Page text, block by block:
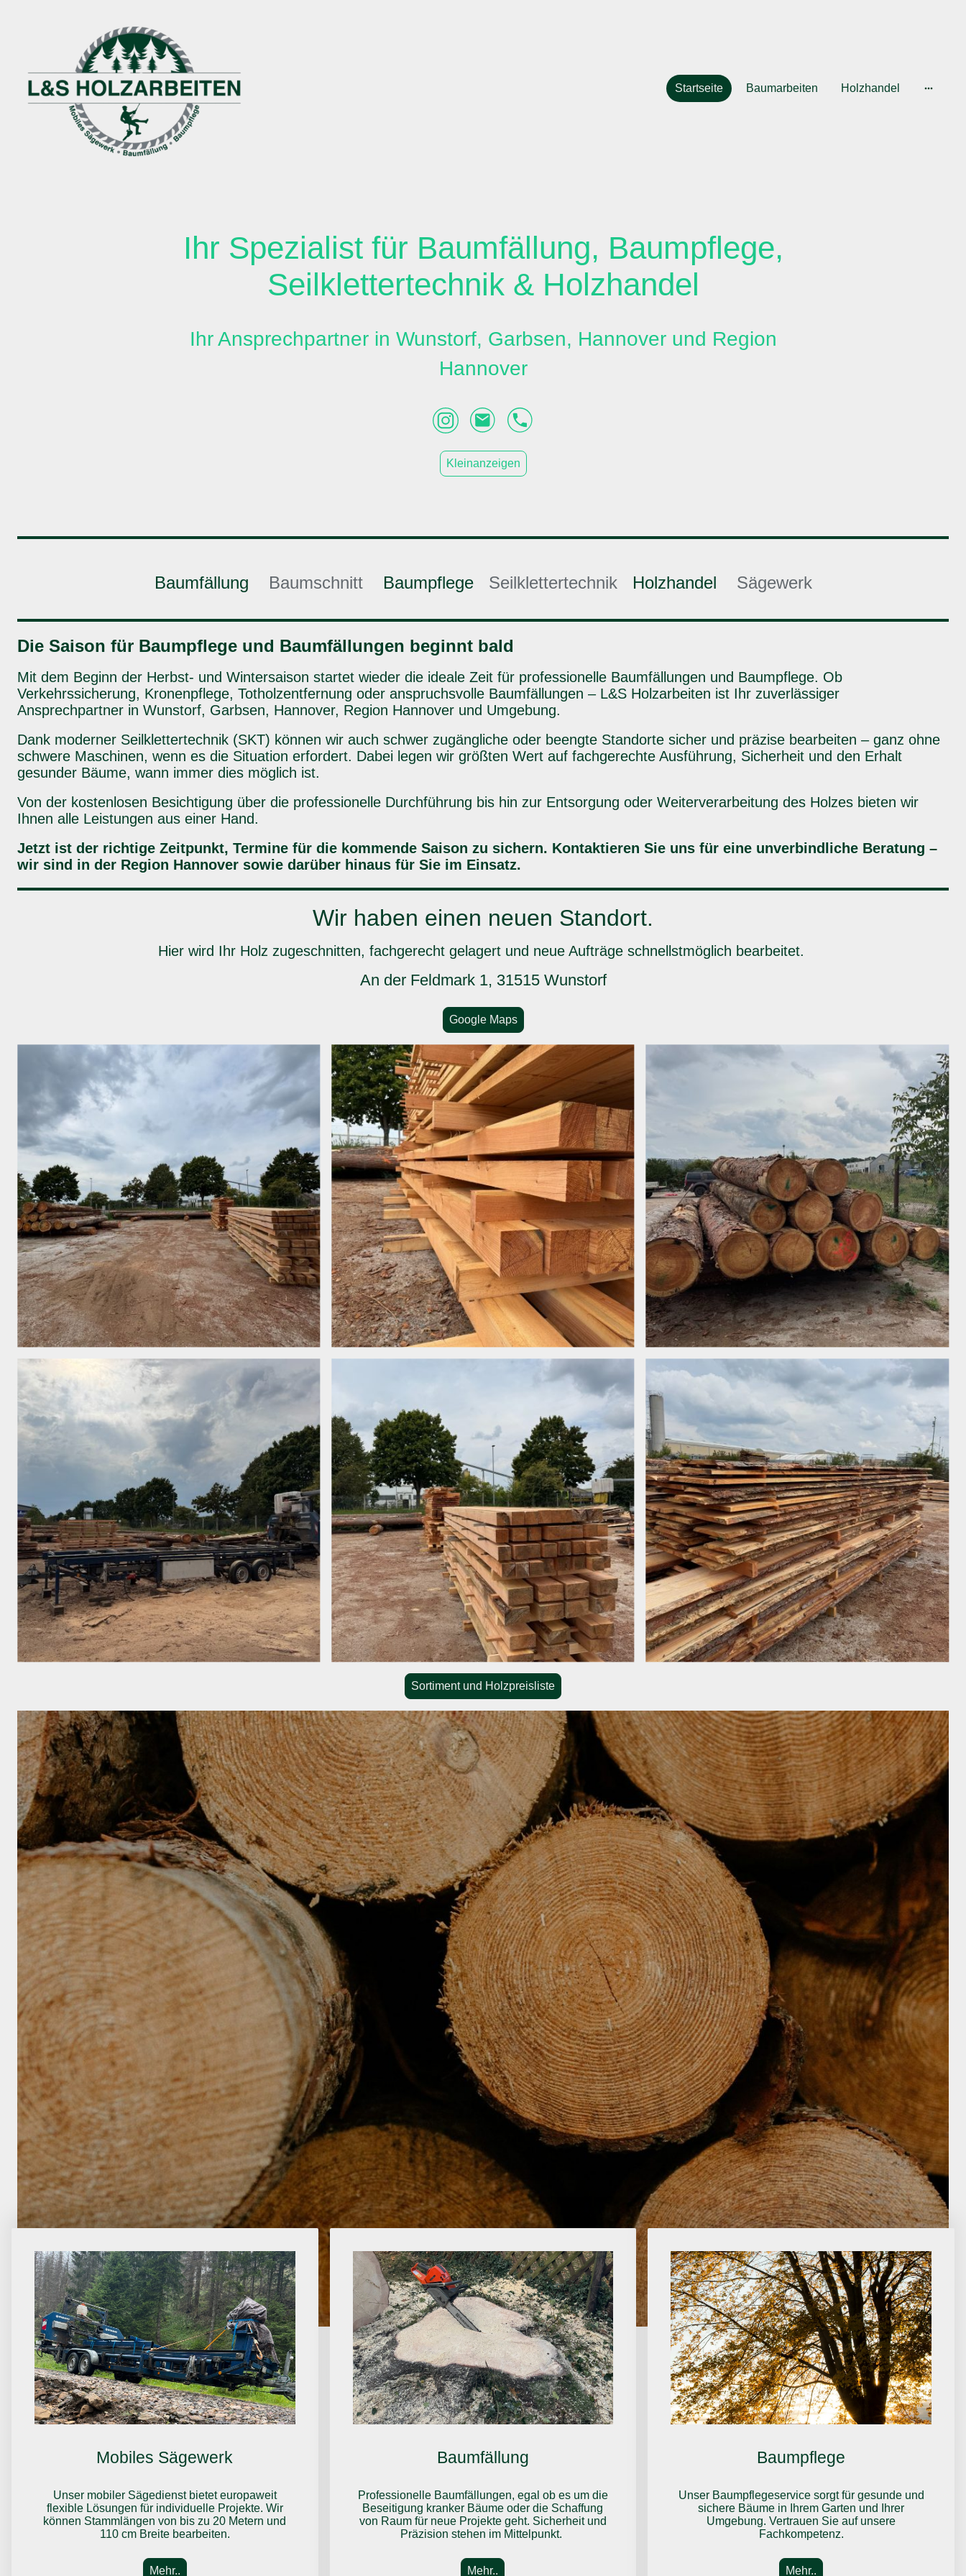
Startseite Baumarbeiten Holzhandel
Ihr Spezialist für Baumfällung, Baumpflege,
Seilklettertechnik & Holzhandel
Ihr Ansprechpartner in Wunstorf, Garbsen, Hannover und Region
Hannover
Kleinanzeigen
Baumfällung Baumschnitt Baumpflege Seilklettertechnik Holzhandel Sägewerk
Die Saison für Baumpflege und Baumfällungen beginnt bald
Mit dem Beginn der Herbst- und Wintersaison startet wieder die ideale Zeit für professionelle Baumfällungen und Baumpflege. Ob
Verkehrssicherung, Kronenpflege, Totholzentfernung oder anspruchsvolle Baumfällungen – L&S Holzarbeiten ist Ihr zuverlässiger
Ansprechpartner in Wunstorf, Garbsen, Hannover, Region Hannover und Umgebung.
Dank moderner Seilklettertechnik (SKT) können wir auch schwer zugängliche oder beengte Standorte sicher und präzise bearbeiten – ganz ohne
schwere Maschinen, wenn es die Situation erfordert. Dabei legen wir größten Wert auf fachgerechte Ausführung, Sicherheit und den Erhalt
gesunder Bäume, wann immer dies möglich ist.
Von der kostenlosen Besichtigung über die professionelle Durchführung bis hin zur Entsorgung oder Weiterverarbeitung des Holzes bieten wir
Ihnen alle Leistungen aus einer Hand.
Jetzt ist der richtige Zeitpunkt, Termine für die kommende Saison zu sichern. Kontaktieren Sie uns für eine unverbindliche Beratung –
wir sind in der Region Hannover sowie darüber hinaus für Sie im Einsatz.
Wir haben einen neuen Standort.
Hier wird Ihr Holz zugeschnitten, fachgerecht gelagert und neue Aufträge schnellstmöglich bearbeitet.
An der Feldmark 1, 31515 Wunstorf
Google Maps
Sortiment und Holzpreisliste
Mobiles Sägewerk
Unser mobiler Sägedienst bietet europaweit
flexible Lösungen für individuelle Projekte. Wir
können Stammlängen von bis zu 20 Metern und
110 cm Breite bearbeiten.
Mehr..
Baumfällung
Professionelle Baumfällungen, egal ob es um die
Beseitigung kranker Bäume oder die Schaffung
von Raum für neue Projekte geht. Sicherheit und
Präzision stehen im Mittelpunkt.
Mehr..
Baumpflege
Unser Baumpflegeservice sorgt für gesunde und
sichere Bäume in Ihrem Garten und Ihrer
Umgebung. Vertrauen Sie auf unsere
Fachkompetenz.
Mehr..